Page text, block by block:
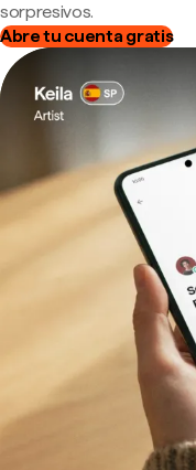
sorpresivos.
Abre tu cuenta gratis